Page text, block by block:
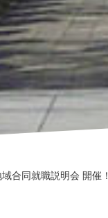
合同就職説明会 開催！